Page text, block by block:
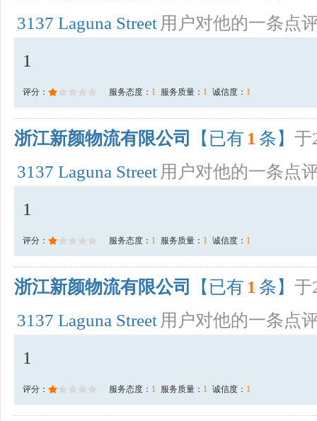
3137 Laguna Street 用户对他的一条点
1
评分： 服务态度： 1 服务质量： 1 诚信度： 1
浙江新颜物流有限公司 【已有 1 条】 于
3137 Laguna Street 用户对他的一条点
1
评分： 服务态度： 1 服务质量： 1 诚信度： 1
浙江新颜物流有限公司 【已有 1 条】 于
3137 Laguna Street 用户对他的一条点
1
评分： 服务态度： 1 服务质量： 1 诚信度： 1